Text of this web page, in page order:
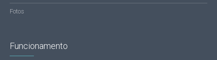
Fotos
Funcionamento